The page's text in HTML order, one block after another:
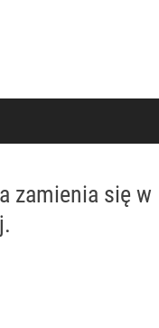
zamienia się w